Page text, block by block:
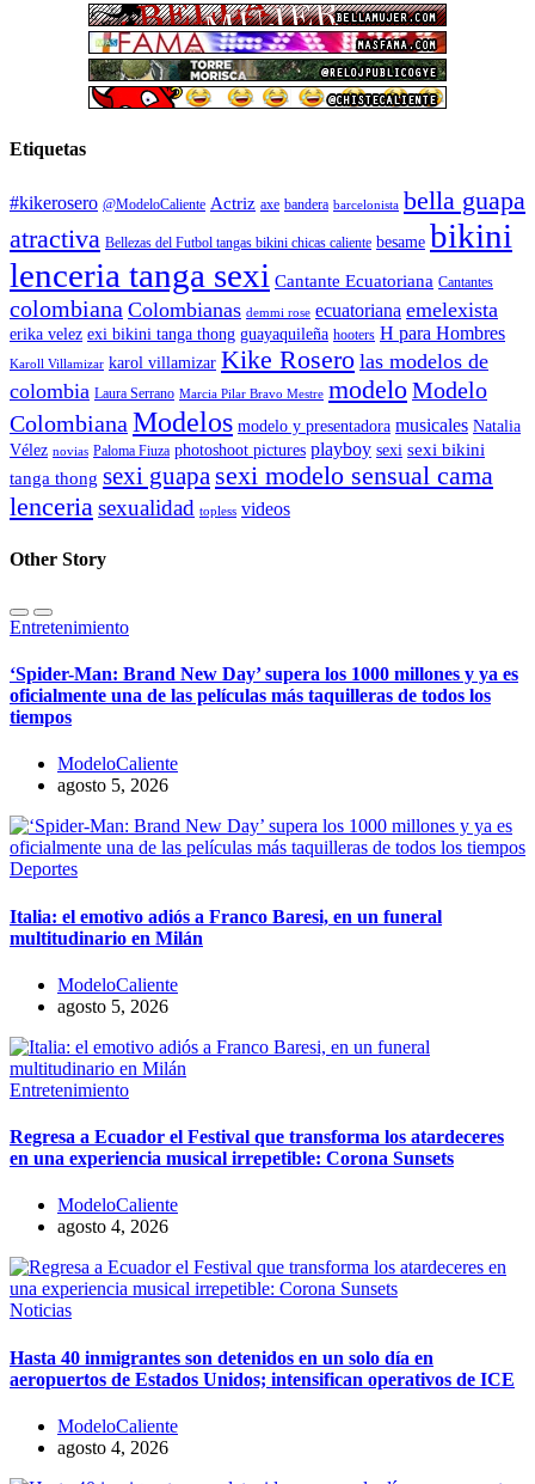
Etiquetas
#kikerosero @ModeloCaliente Actriz axe bandera barcelonista bella guapa
atractiva Bellezas del Futbol tangas bikini chicas caliente besame bikini
lenceria tanga sexi Cantante Ecuatoriana Cantantes
colombiana Colombianas demmi rose ecuatoriana emelexista
erika velez exi bikini tanga thong guayaquileña hooters H para Hombres
Karoll Villamizar karol villamizar Kike Rosero las modelos de
colombia Laura Serrano Marcia Pilar Bravo Mestre modeloModelo
Colombiana Modelos modelo y presentadora musicales Natalia
Vélez novias Paloma Fiuza photoshoot pictures playboy sexi sexi bikini
tanga thong sexi guapa sexi modelo sensual cama
lenceriasexualidad topless videos
Other Story
Entretenimiento
‘Spider-Man: Brand New Day’ supera los 1000 millones y ya es
oficialmente una de las películas más taquilleras de todos los
tiempos
ModeloCaliente
agosto 5, 2026
Deportes
Italia: el emotivo adiós a Franco Baresi, en un funeral
multitudinario en Milán
ModeloCaliente
agosto 5, 2026
Entretenimiento
Regresa a Ecuador el Festival que transforma los atardeceres
en una experiencia musical irrepetible: Corona Sunsets
ModeloCaliente
agosto 4, 2026
Noticias
Hasta 40 inmigrantes son detenidos en un solo día en
aeropuertos de Estados Unidos; intensifican operativos de ICE
ModeloCaliente
agosto 4, 2026